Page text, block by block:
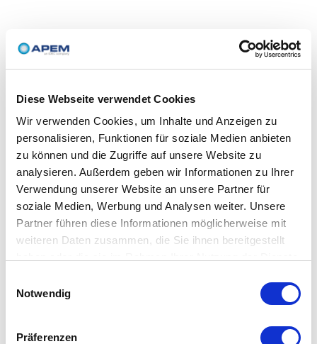
Diese Webseite verwendet Cookies
Wir verwenden Cookies, um Inhalte und Anzeigen zu
personalisieren, Funktionen für soziale Medien anbieten
zu können und die Zugriffe auf unsere Website zu
analysieren. Außerdem geben wir Informationen zu Ihrer
Verwendung unserer Website an unsere Partner für
soziale Medien, Werbung und Analysen weiter. Unsere
Partner führen diese Informationen möglicherweise mit
weiteren Daten zusammen, die Sie ihnen bereitgestellt
Notwendig
Präferenzen